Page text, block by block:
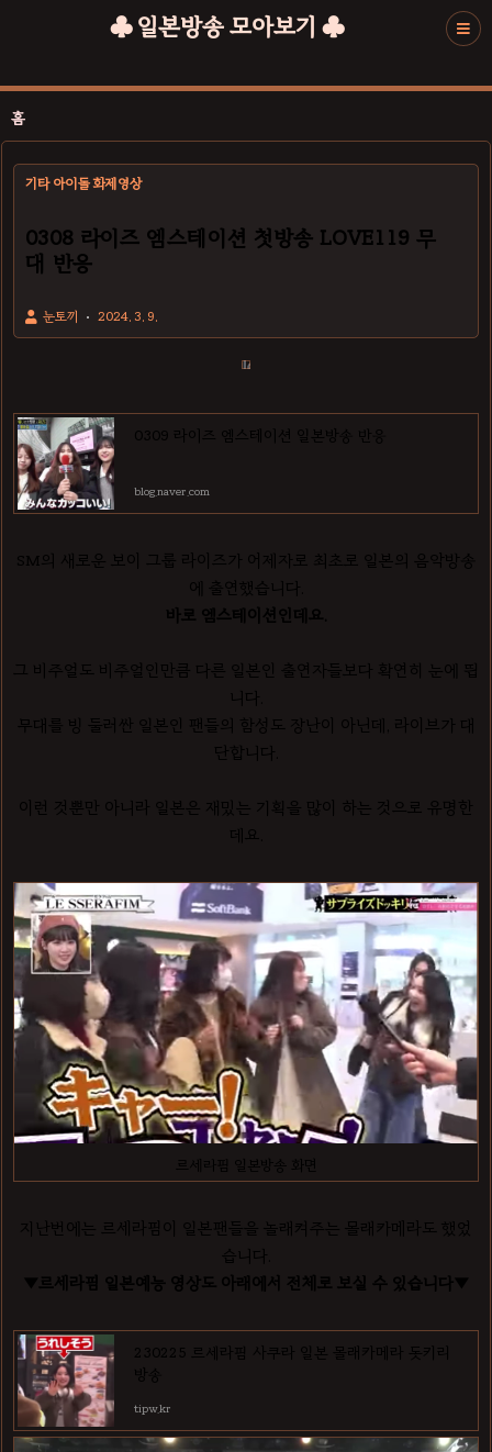
♣ 일본방송 모아보기 ♣
홈
기타 아이돌 화제영상
0308 라이즈 엠스테이션 첫방송 LOVE119 무
대 반응
눈토끼 2024. 3. 9.
0309 라이즈 엠스테이션 일본방송 반응
blog.naver.com
SM의 새로운 보이 그룹 라이즈가 어제자로 최초로 일본의 음악방송
에 출연했습니다.
바로 엠스테이션인데요.
그 비주얼도 비주얼인만큼 다른 일본인 출연자들보다 확연히 눈에 띕
니다.
무대를 빙 둘러싼 일본인 팬들의 함성도 장난이 아닌데, 라이브가 대
단합니다.
이런 것뿐만 아니라 일본은 재밌는 기획을 많이 하는 것으로 유명한
데요.
르세라핌 일본방송 화면
지난번에는 르세라핌이 일본팬들을 놀래켜주는 몰래카메라도 했었
습니다.
▼르세라핌 일본예능 영상도 아래에서 전체로 보실 수 있습니다▼
230225 르세라핌 사쿠라 일본 몰래카메라 돗키리
방송
tipw.kr